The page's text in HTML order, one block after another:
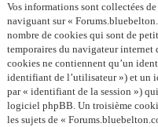
Vos informations sont collectées
naviguant sur «
nombre de cookies qui sont de
temporaires du navigateur internet
cookies ne contiennent qu’un
identifiant de l’utilisateur ») et un
par « identifiant de la session »)
logiciel phpBB. Un troisième
les sujets de «